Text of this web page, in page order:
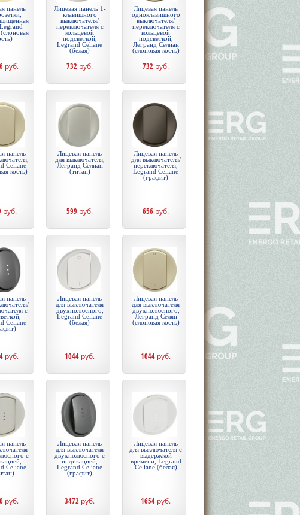
панель
руб.
Лицевая панель 1-
клавишного
выключателя/
переключателя с
кольцевой
подсветкой,
Legrand Celiane
(белая)
732 руб.
Лицевая панель
одноклавишного
выключателя/
переключателя с
кольцевой
подсветкой,
Легранд Селиан
(слоновая кость)
732 руб.
панель
Celiane
кость)
руб.
Лицевая панель
для выключателя,
Легранд Селиан
(титан)
599 руб.
Лицевая панель
для выключателя/
переключателя,
Legrand Celiane
(графит)
656 руб.
панель
с
Celiane
руб.
Лицевая панель
для выключателя
двухполюсного,
Legrand Celiane
(белая)
1044 руб.
Лицевая панель
для выключателя
двухполюсного,
Легранд Селян
(слоновая кость)
1044 руб.
панель
с
Celiane
руб.
Лицевая панель
для выключателя
двухполюсного с
индикацией,
Legrand Celiane
(графит)
3472 руб.
Лицевая панель
для выключателя с
выдержкой
времени, Legrand
Celiane (белая)
1654 руб.